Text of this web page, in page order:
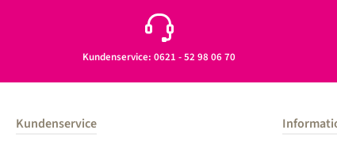
Kundenservice: 0621 - 52 98 06 70
Kundenservice